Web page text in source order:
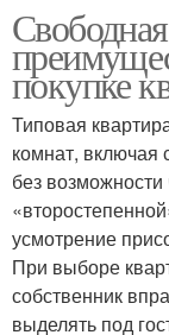
покупке
Типовая
комнат, включая
без возможности
усмотрение
При выборе
собственник
выделять под